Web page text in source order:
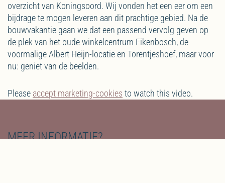
overzicht van Koningsoord. Wij vonden het een eer om een
bijdrage te mogen leveren aan dit prachtige gebied. Na de
bouwvakantie gaan we dat een passend vervolg geven op
de plek van het oude winkelcentrum Eikenbosch, de
voormalige Albert Heijn-locatie en Torentjeshoef, maar voor
nu: geniet van de beelden.
Please accept marketing-cookies to watch this video.
MEER INFORMATIE?